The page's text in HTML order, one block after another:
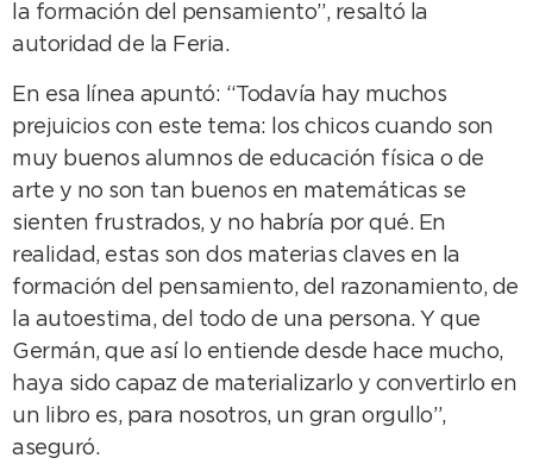
la formación del pensamiento”, resaltó la
autoridad de la Feria.
En esa línea apuntó: “Todavía hay muchos
prejuicios con este tema: los chicos cuando son
muy buenos alumnos de educación física o de
arte y no son tan buenos en matemáticas se
sienten frustrados, y no habría por qué. En
realidad, estas son dos materias claves en la
formación del pensamiento, del razonamiento, de
la autoestima, del todo de una persona. Y que
Germán, que así lo entiende desde hace mucho,
haya sido capaz de materializarlo y convertirlo en
un libro es, para nosotros, un gran orgullo”,
aseguró.